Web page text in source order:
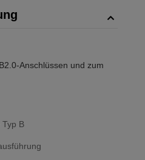
Anschlüssen und zum
Typ B